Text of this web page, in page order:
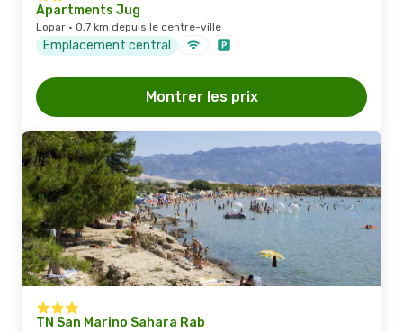
Apartments Jug
Lopar · 0,7 km depuis le centre-ville
Emplacement central
Montrer les prix
TN San Marino Sahara Rab